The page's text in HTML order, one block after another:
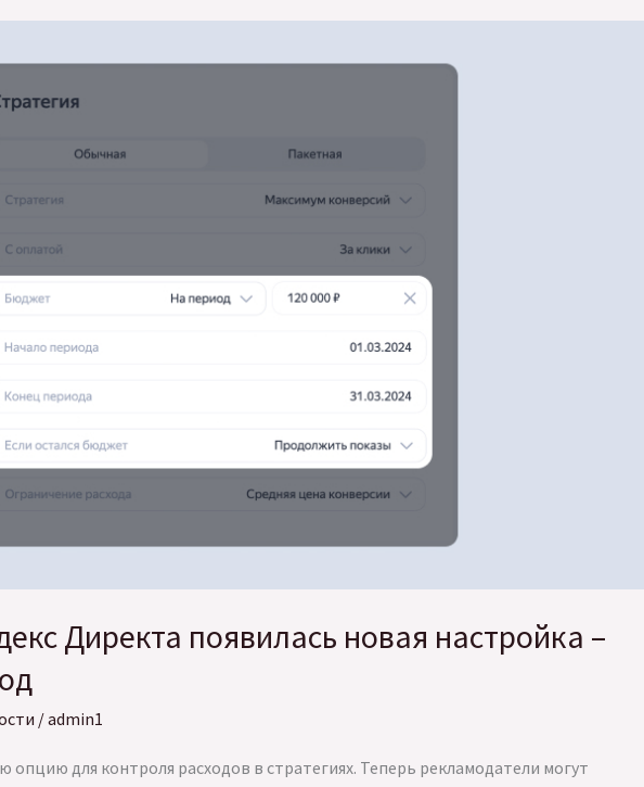
Директа появилась новая настройка –
/admin1
опцию для контроля расходов в стратегиях. Теперь рекламодатели могут